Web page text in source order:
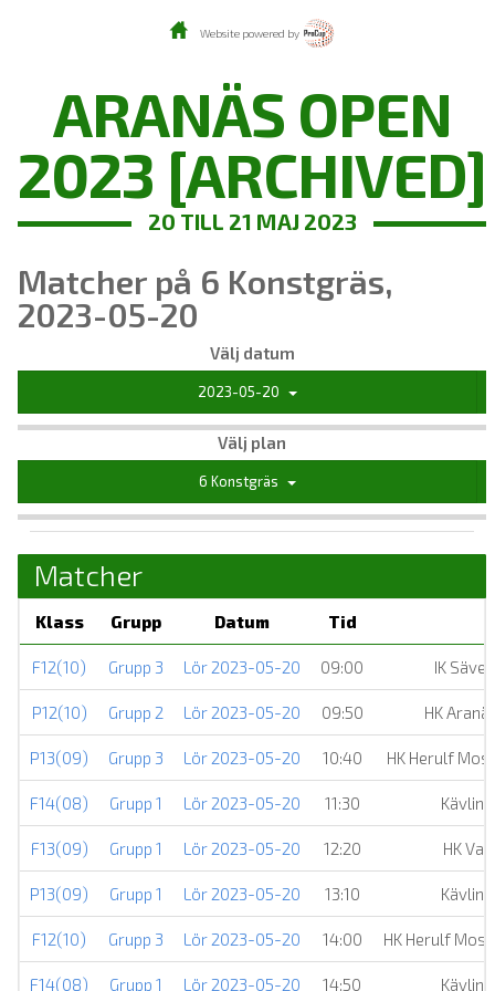
Website powered by
ARANÄS OPEN
2023 [ARCHIVED]
20 TILL 21 MAJ 2023
Matcher på 6 Konstgräs,
2023-05-20
Välj datum
2023-05-20
Välj plan
6 Konstgräs
Matcher
Klass Grupp Datum Tid
F12(10) Grupp 3 Lör 2023-05-20 09:00 IK
P12(10) Grupp 2 Lör 2023-05-20 09:50 HK
P13(09) Grupp 3 Lör 2023-05-20 10:40 HK Herulf
F14(08) Grupp 1 Lör 2023-05-20 11:30
F13(09) Grupp 1 Lör 2023-05-20 12:20 HK
P13(09) Grupp 1 Lör 2023-05-20 13:10
F12(10) Grupp 3 Lör 2023-05-20 14:00 HK Herulf
F14(08) Grupp 1 Lör 2023-05-20 14:50